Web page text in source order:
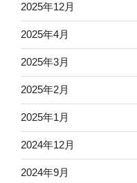
2025年12月
2025年4月
2025年3月
2025年2月
2025年1月
2024年12月
2024年9月